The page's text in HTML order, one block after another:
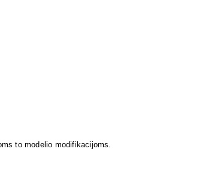
to modelio modifikacijoms.